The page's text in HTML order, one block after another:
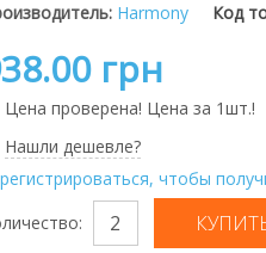
Harmony Код
грн
Цена проверена! Цена за 1шт.!
Нашли дешевле?
чтобы